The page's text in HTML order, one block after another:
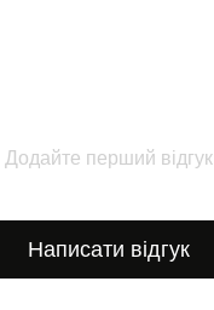
Додайте перший відгук
Написати відгук